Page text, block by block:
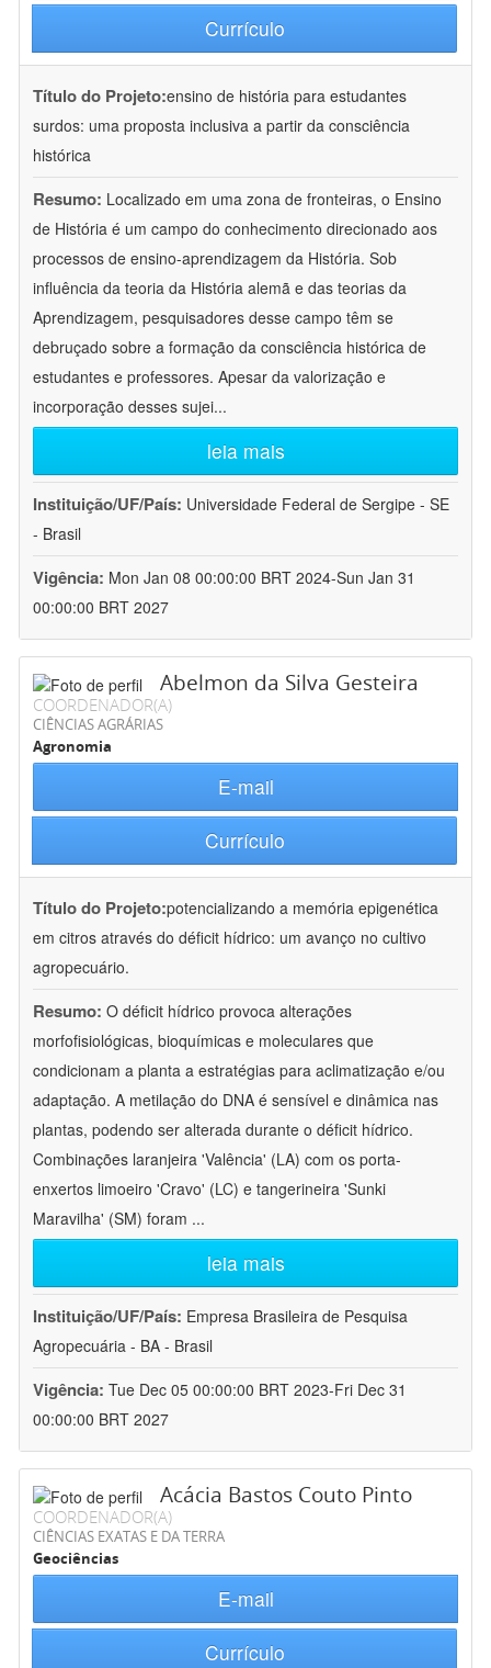
Currículo
Título do Projeto:ensino de história para estudantes
surdos: uma proposta inclusiva a partir da consciência
histórica
Resumo: Localizado em uma zona de fronteiras, o Ensino
de História é um campo do conhecimento direcionado aos
processos de ensino-aprendizagem da História. Sob
influência da teoria da História alemã e das teorias da
Aprendizagem, pesquisadores desse campo têm se
debruçado sobre a formação da consciência histórica de
estudantes e professores. Apesar da valorização e
incorporação desses sujei...
leia mais
Instituição/UF/País: Universidade Federal de Sergipe - SE
- Brasil
Vigência: Mon Jan 08 00:00:00 BRT 2024-Sun Jan 31
00:00:00 BRT 2027
Abelmon da Silva Gesteira
COORDENADOR(A)
CIÊNCIAS AGRÁRIAS
Agronomia
E-mail
Currículo
Título do Projeto:potencializando a memória epigenética
em citros através do déficit hídrico: um avanço no cultivo
agropecuário.
Resumo: O déficit hídrico provoca alterações
morfofisiológicas, bioquímicas e moleculares que
condicionam a planta a estratégias para aclimatização e/ou
adaptação. A metilação do DNA é sensível e dinâmica nas
plantas, podendo ser alterada durante o déficit hídrico.
Combinações laranjeira 'Valência' (LA) com os porta-
enxertos limoeiro 'Cravo' (LC) e tangerineira 'Sunki
Maravilha' (SM) foram ...
leia mais
Instituição/UF/País: Empresa Brasileira de Pesquisa
Agropecuária - BA - Brasil
Vigência: Tue Dec 05 00:00:00 BRT 2023-Fri Dec 31
00:00:00 BRT 2027
Acácia Bastos Couto Pinto
COORDENADOR(A)
CIÊNCIAS EXATAS E DA TERRA
Geociências
E-mail
Currículo